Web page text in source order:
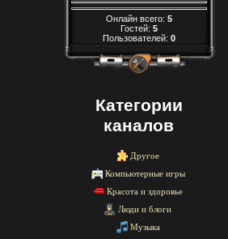
Онлайн всего: 5
Гостей: 5
Пользователей: 0
Категории
каналов
Другое
Компьютерные игры
Красота и здоровье
Люди и блоги
Музыка